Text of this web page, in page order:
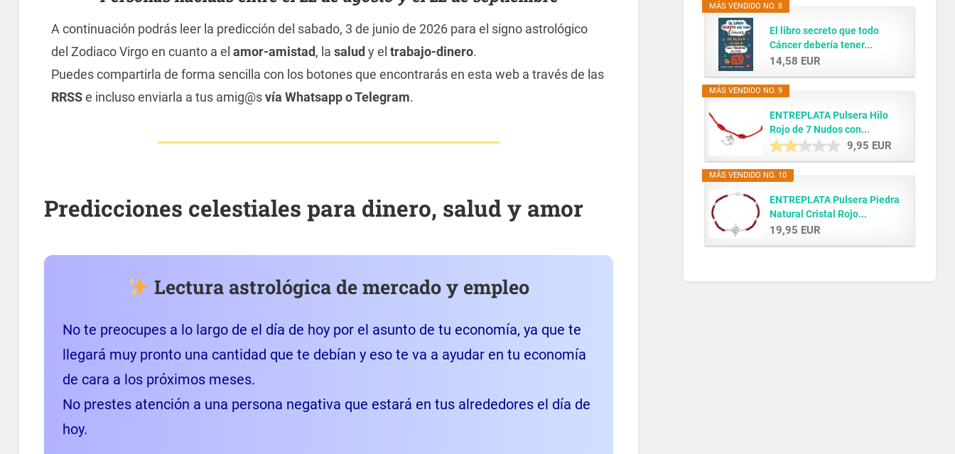
A continuación podrás leer la predicción del sabado, 3 de junio de 2026 para el signo astrológico
del Zodiaco Virgo en cuanto a el amor-amistad, la salud y el trabajo-dinero.
Puedes compartirla de forma sencilla con los botones que encontrarás en esta web a través de las
RRSSe incluso enviarla a tus amig@svía Whatsapp o Telegram.
Predicciones celestiales para dinero, salud y amor
Lectura astrológica de mercado y empleo
No te preocupes a lo largo de el día de hoy por el asunto de tu economía, ya que te
llegará muy pronto una cantidad que te debían y eso te va a ayudar en tu economía
de cara a los próximos meses.
No prestes atención a una persona negativa que estará en tus alrededores el día de
hoy.
MÁS VENDIDO NO. 8
El libro secreto que todo
Cáncer debería tener...
14,58 EUR
MÁS VENDIDO NO. 9
ENTREPLATA Pulsera Hilo
Rojo de 7 Nudos con...
9,95 EUR
MÁS VENDIDO NO. 10
ENTREPLATA Pulsera Piedra
Natural Cristal Rojo...
19,95 EUR